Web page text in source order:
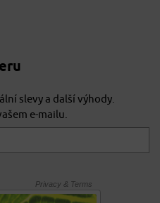
slevy a další výhody.
e-mailu.